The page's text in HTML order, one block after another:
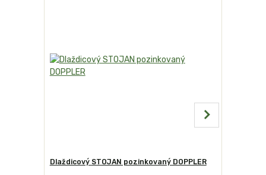
Dlaždicový STOJAN pozinkovaný DOPPLER